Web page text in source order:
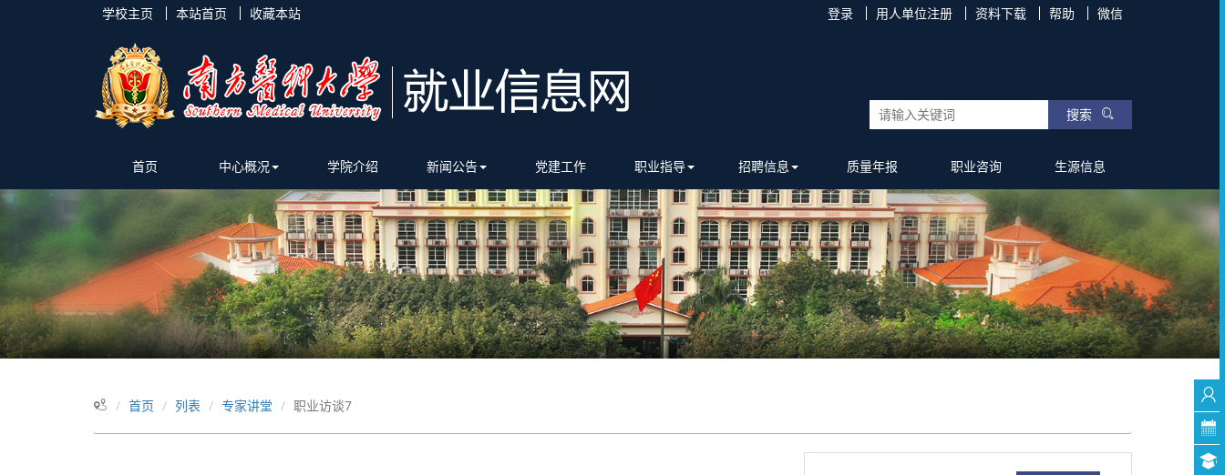
学校主页 本站首页 收藏本站 登录 用人单位注册 资料下载 帮助 微信
搜索
首页 中心概况 学院介绍 新闻公告 党建工作 职业指导 招聘信息 质量年报 职业咨询 生源信息
首页 列表 专家讲堂 职业访谈7